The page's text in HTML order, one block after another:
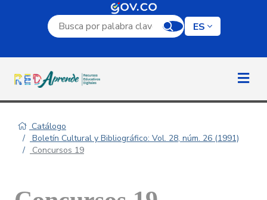
Campo de búsqueda por palabra clave
ES
Catálogo
Boletín Cultural y Bibliográfico: Vol. 28, núm. 26 (1991)
Concursos 19